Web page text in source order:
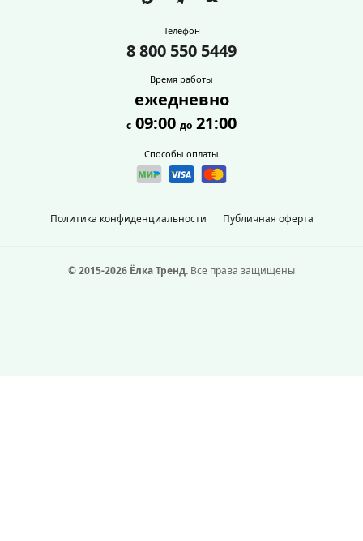
Политика конфиденциальности Публичная оферта
Телефон
8 800 550 5449
Время работы
ежедневно
с 09:00 до 21:00
Способы оплаты
© 2015-2026 Ёлка Тренд. Все права защищены